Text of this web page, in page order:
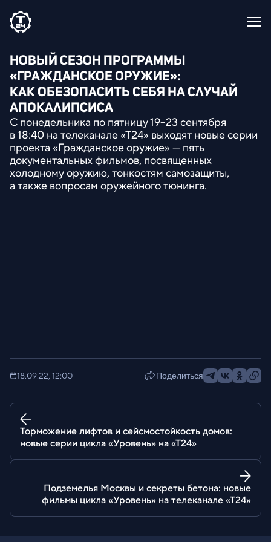
НОВЫЙ СЕЗОН ПРОГРАММЫ
«ГРАЖДАНСКОЕ ОРУЖИЕ»:
КАК ОБЕЗОПАСИТЬ СЕБЯ НА СЛУЧАЙ
АПОКАЛИПСИСА
С понедельника по пятницу 19–23 сентября
в 18:40 на телеканале«Т24» выходят новые серии
проекта «Гражданское оружие» — пять
документальных фильмов, посвященных
холодному оружию,тонкостям самозащиты,
а также вопросам оружейного тюнинга.
18.09.22, 12:00 Поделиться
Торможение лифтов и сейсмостойкость домов:
новые серии цикла «Уровень» на «Т24»
Подземелья Москвы и секреты бетона: новые
фильмы цикла «Уровень» на телеканале «Т24»